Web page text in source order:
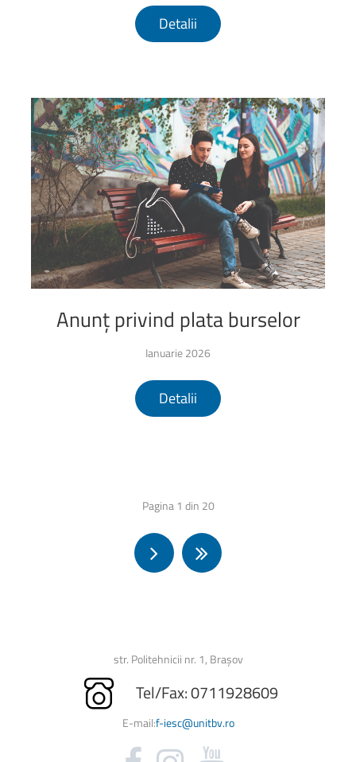
Detalii
Anunțprivind plataburselor
Ianuarie 2026
Detalii
Pagina 1 din 20
str. Politehnicii nr. 1, Brașov
Tel/Fax: 0711928609
E-mail:f-iesc@unitbv.ro